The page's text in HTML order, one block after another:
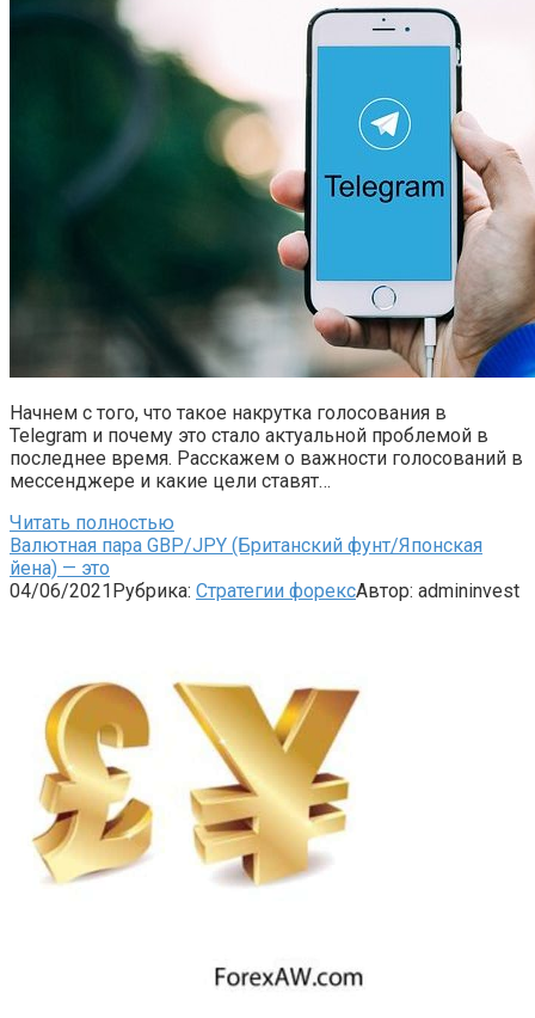
Начнем с того, что такое накрутка голосования в
Telegram и почему это стало актуальной проблемой в
последнее время. Расскажем о важности голосований в
мессенджере и какие цели ставят…
Читать полностью
Валютная пара GBP/JPY (Британский фунт/Японская
йена) — это
04/06/2021Рубрика: Стратегии форексАвтор: admininvest